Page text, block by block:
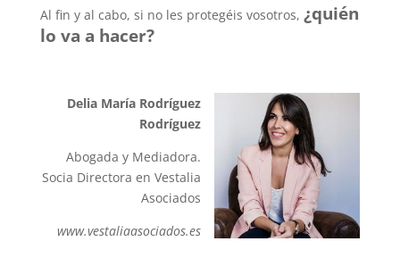
Al fin y al cabo, si no les protegéis vosotros, ¿quién
lo va a hacer?
Delia María Rodríguez
Rodríguez
Abogada y Mediadora.
Socia Directora en Vestalia
Asociados
www.vestaliaasociados.es